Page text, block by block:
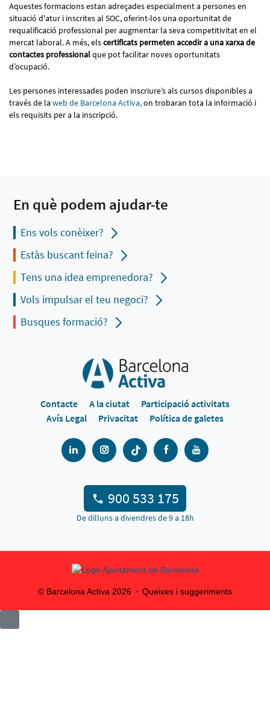
Aquestes formacions estan adreçades especialment a persones en
situació d'atur i inscrites al SOC, oferint-los una oportunitat de
requalificació professional per augmentar la seva competitivitat en el
mercat laboral. A més, elscertificats permeten accedir a una xarxa de
contactes professionalque pot facilitar noves oportunitats
d’ocupació.
Les persones interessades poden inscriure’s als cursos disponibles a
través de la web de Barcelona Activa,on trobaran tota la informació i
els requisits per a la inscripció.
En què podem ajudar-te
Ens vols conèixer?
Estàs buscant feina?
Tens una idea emprenedora?
Vols impulsar el teu negoci?
Busques formació?
Contacte A la ciutat
Participació activitats
Avís Legal
Privacitat Política de galetes
900 533 175
De dilluns a divendres de 9 a 18h
© Barcelona Activa 2026 Queixes i suggeriments